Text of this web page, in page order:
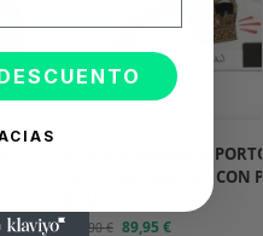
DOLCE & GABBANA
NAPPA ESTAMPADA CON
179,90€ 89,95€